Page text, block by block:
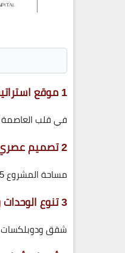
1 موقع استراتيجي قوي
في قلب العاصمة
2 تصميم عصري متناغم مع الطبيعة
مساحة المشروع
3 تنوع الوحدات والمساحات
شقق ودوبلكسات